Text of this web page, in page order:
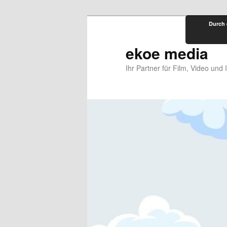
ekoe media
Ihr Partner für Film, Video und
Durch